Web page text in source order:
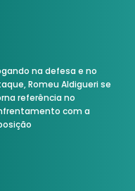
na defesa e no
Romeu Aldigueri se
referência no
com a